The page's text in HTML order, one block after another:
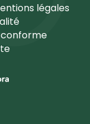
légales
(ouverture dans